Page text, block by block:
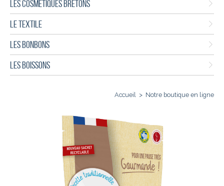
LES COSMÉTIQUES BRETONS
LE TEXTILE
LES BONBONS
LES BOISSONS
Accueil > Notre boutique en ligne